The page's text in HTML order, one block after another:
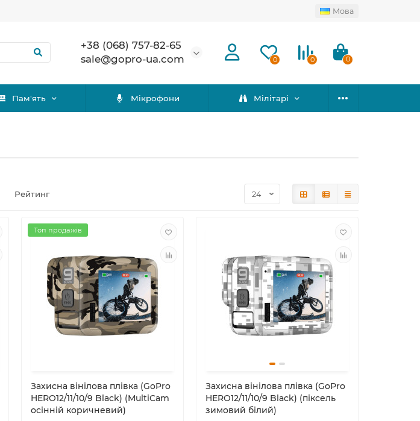
Мова
+38 (068) 757-82-65
sale@gopro-ua.com
0 0 0
Пам'ять Мікрофони Мілітарі
Рейтинг
Топ продажів
Захисна вінілова плівка (GoPro
HERO12/11/10/9 Black) (MultiCam
осінній коричневий)
Захисна вінілова плівка (GoPro
HERO12/11/10/9 Black) (піксель
зимовий білий)